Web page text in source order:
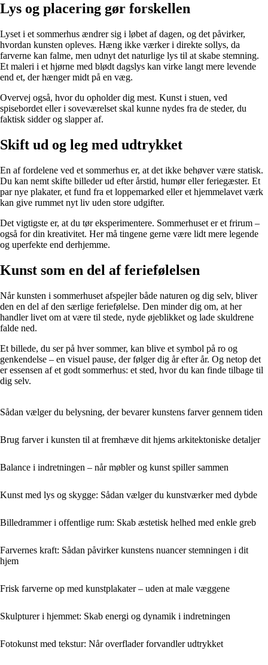
Lys og placering gør forskellen
Lyset i et sommerhus ændrer sig i løbet af dagen, og det påvirker,
hvordan kunsten opleves. Hæng ikke værker i direkte sollys, da
farverne kan falme, men udnyt det naturlige lys til at skabe stemning.
Et maleri i et hjørne med blødt dagslys kan virke langt mere levende
end et, der hænger midt på en væg.
Overvej også, hvor du opholder dig mest. Kunst i stuen, ved
spisebordet eller i soveværelset skal kunne nydes fra de steder, du
faktisk sidder og slapper af.
Skift ud og leg med udtrykket
En af fordelene ved et sommerhus er, at det ikke behøver være statisk.
Du kan nemt skifte billeder ud efter årstid, humør eller feriegæster. Et
par nye plakater, et fund fra et loppemarked eller et hjemmelavet værk
kan give rummet nyt liv uden store udgifter.
Det vigtigste er, at du tør eksperimentere. Sommerhuset er et frirum –
også for din kreativitet. Her må tingene gerne være lidt mere legende
og uperfekte end derhjemme.
Kunst som en del af feriefølelsen
Når kunsten i sommerhuset afspejler både naturen og dig selv, bliver
den en del af den særlige feriefølelse. Den minder dig om, at her
handler livet om at være til stede, nyde øjeblikket og lade skuldrene
falde ned.
Et billede, du ser på hver sommer, kan blive et symbol på ro og
genkendelse – en visuel pause, der følger dig år efter år. Og netop det
er essensen af et godt sommerhus: et sted, hvor du kan finde tilbage til
dig selv.
Sådan vælger du belysning, der bevarer kunstens farver gennem tiden
Brug farver i kunsten til at fremhæve dit hjems arkitektoniske detaljer
Balance i indretningen – når møbler og kunst spiller sammen
Kunst med lys og skygge: Sådan vælger du kunstværker med dybde
Billedrammer i offentlige rum: Skab æstetisk helhed med enkle greb
Farvernes kraft: Sådan påvirker kunstens nuancer stemningen i dit
hjem
Frisk farverne op med kunstplakater – uden at male væggene
Skulpturer i hjemmet: Skab energi og dynamik i indretningen
Fotokunst med tekstur: Når overflader forvandler udtrykket